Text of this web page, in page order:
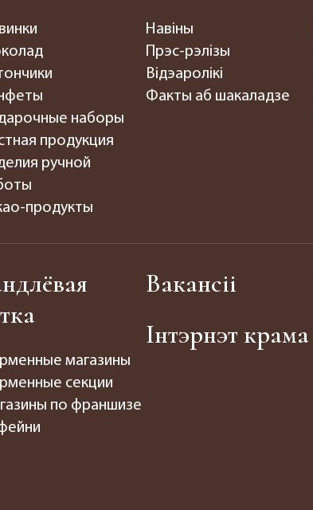
наборы
продукция
ручной
продукты
Навіны
Прэс-рэлізы
Відэаролікі
Факты аб шакаладзе
магазины
секции
по франшизе
Вакансіі
Інтэрнэт крама